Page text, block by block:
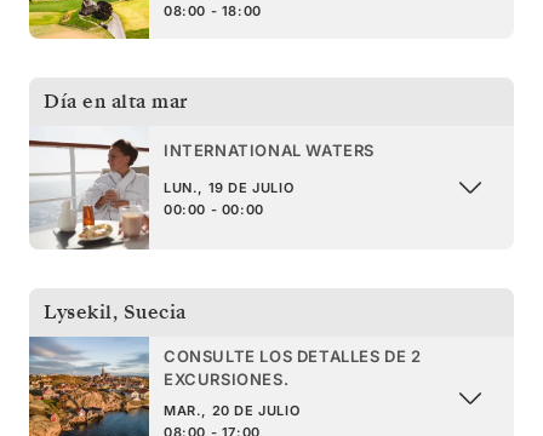
08:00 - 18:00
Día en alta mar
INTERNATIONAL WATERS
LUN., 19 DE JULIO
00:00 - 00:00
Lysekil, Suecia
CONSULTE LOS DETALLES DE 2
EXCURSIONES.
MAR., 20 DE JULIO
08:00 - 17:00